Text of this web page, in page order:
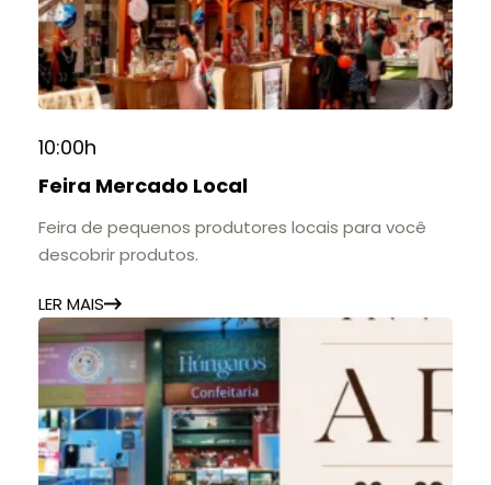
10:00h
Feira Mercado Local
Feira de pequenos produtores locais para você
descobrir produtos.
LER MAIS